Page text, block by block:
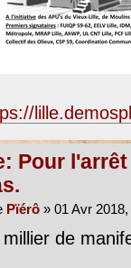
Pour
Pïérô» 01 Avr 2018,
millier de